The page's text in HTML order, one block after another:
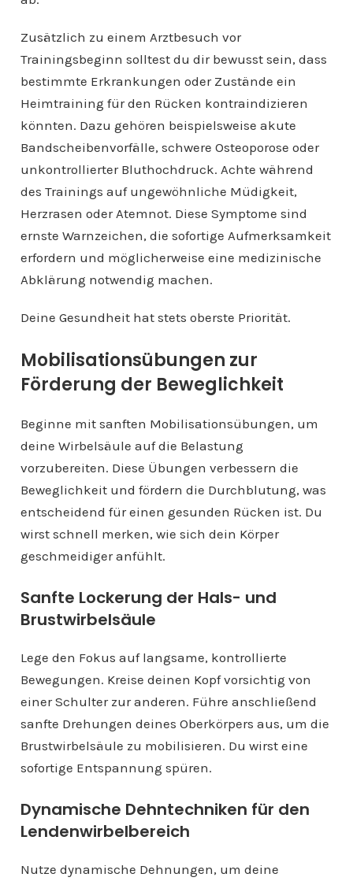
Zusätzlich zu einem Arztbesuch vor
Trainingsbeginn solltest du dir bewusst sein, dass
bestimmte Erkrankungen oder Zustände ein
Heimtraining für den Rücken kontraindizieren
könnten. Dazu gehören beispielsweise akute
Bandscheibenvorfälle, schwere Osteoporose oder
unkontrollierter Bluthochdruck. Achte während
des Trainings auf ungewöhnliche Müdigkeit,
Herzrasen oder Atemnot. Diese Symptome sind
ernste Warnzeichen, die sofortige Aufmerksamkeit
erfordern und möglicherweise eine medizinische
Abklärung notwendig machen.
Deine Gesundheit hat stets oberste Priorität.
Mobilisationsübungen zur
Förderung der Beweglichkeit
Beginne mit sanften Mobilisationsübungen, um
deine Wirbelsäule auf die Belastung
vorzubereiten. Diese Übungen verbessern die
Beweglichkeit und fördern die Durchblutung, was
entscheidend für einen gesunden Rücken ist. Du
wirst schnell merken, wie sich dein Körper
geschmeidiger anfühlt.
Sanfte Lockerung der Hals- und
Brustwirbelsäule
Lege den Fokus auf langsame, kontrollierte
Bewegungen. Kreise deinen Kopf vorsichtig von
einer Schulter zur anderen. Führe anschließend
sanfte Drehungen deines Oberkörpers aus, um die
Brustwirbelsäule zu mobilisieren. Du wirst eine
sofortige Entspannung spüren.
Dynamische Dehntechniken für den
Lendenwirbelbereich
Nutze dynamische Dehnungen, um deine